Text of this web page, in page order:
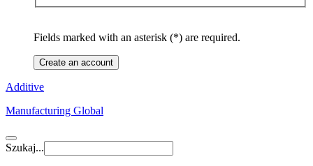
Fields marked with an asterisk (*) are required.
Create an account
Additive
Manufacturing Global
Szukaj...